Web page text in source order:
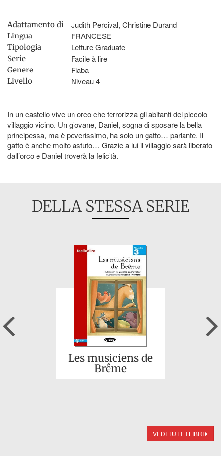
Adattamento di Judith Percival, Christine Durand
Lingua FRANCESE
Tipologia Letture Graduate
Serie Facile à lire
Genere Fiaba
Livello Niveau 4
In un castello vive un orco che terrorizza gli abitanti del piccolo
villaggio vicino. Un giovane, Daniel, sogna di sposare la bella
principessa, ma è poverissimo, ha solo un gatto… parlante. Il
gatto è anche molto astuto… Grazie a lui il villaggio sarà liberato
dall’orco e Daniel troverà la felicità.
DELLA STESSA SERIE
Les musiciens de
Brême
Previous
VEDI TUTTI I LIBRI